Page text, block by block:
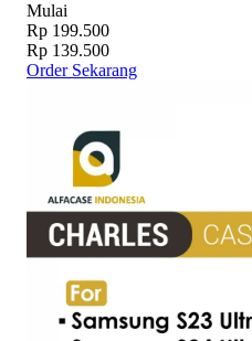
Mulai
Rp 199.500
Rp 139.500
Order Sekarang